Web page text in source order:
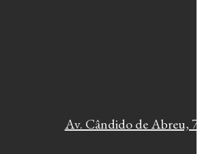
Av. Cândido de Abreu,